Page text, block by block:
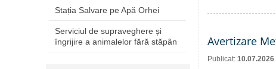
Stația Salvare pe Apă Orhei
Serviciul de supraveghere și
îngrijire a animalelor fără stăpân
Avertizare
Publicat: 10.07.2026